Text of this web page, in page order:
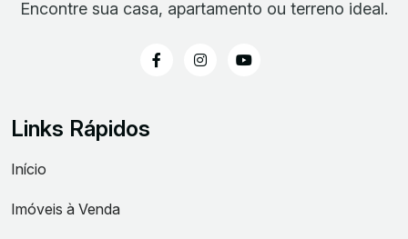
Encontre sua casa, apartamento ou terreno ideal.
Links Rápidos
Início
Imóveis à Venda